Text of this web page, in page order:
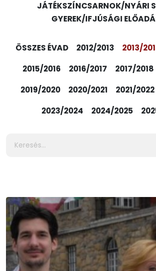
JÁTÉKSZÍNCSARNOK/NYÁRI
GYEREK/IFJÚSÁGI
ÖSSZES ÉVAD 2012/2013 2013/
2015/2016
2016/2017 2017/2018
2019/2020
2020/2021 2021/2022
2023/2024
2024/2025